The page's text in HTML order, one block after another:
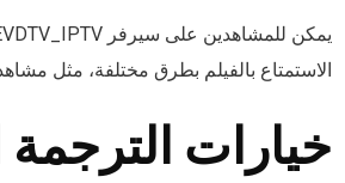
الاستمتاع بالفيلم بطرق مختلفة، مثل
خيارات الترجمة